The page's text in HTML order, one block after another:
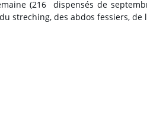
(216 dispensés de
streching, des abdos fessiers, de